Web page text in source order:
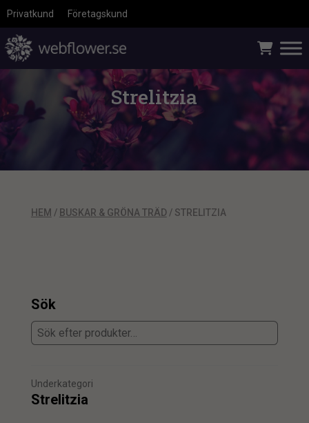
Privatkund Företagskund
Strelitzia
HEM / BUSKAR & GRÖNA TRÄD/ STRELITZIA
Sök
Underkategori
Strelitzia